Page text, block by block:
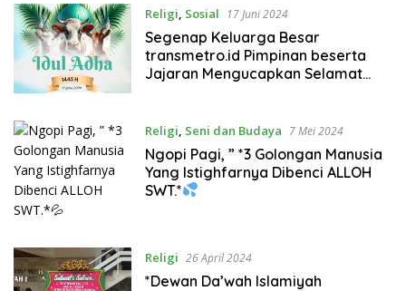
Religi, Sosial 17 Juni 2024
Segenap Keluarga Besar
transmetro.id Pimpinan beserta
Jajaran Mengucapkan Selamat
Religi Seni dan Budaya 7 Mei 2024
Ngopi Pagi, ” *3 Golongan Manusia
Yang Istighfarnya Dibenci ALLOH
SWT.*
Religi 26 April 2024
*Dewan Da’wah Islamiyah